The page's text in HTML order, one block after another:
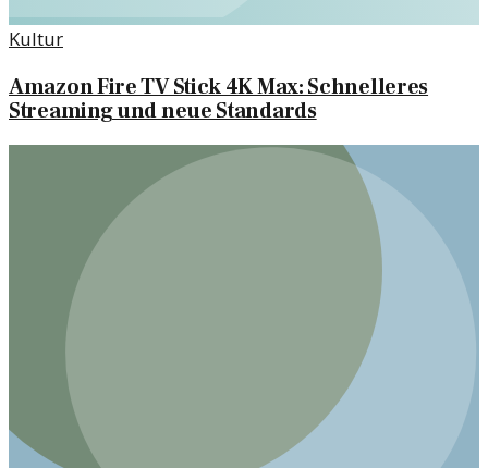
Kultur
Amazon Fire TV Stick 4K Max: Schnelleres
Streaming und neue Standards